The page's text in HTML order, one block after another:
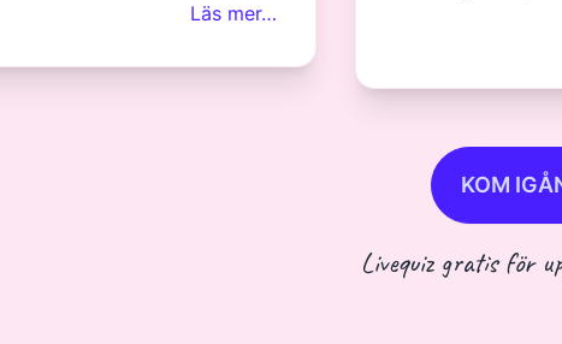
Läs mer…
KOM
Livequiz gratis för